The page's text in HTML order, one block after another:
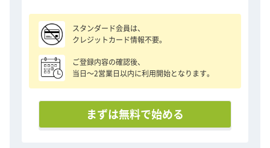
スタンダード会員は、
クレジットカード情報不要。
ご登録内容の確認後、
当日〜2営業日以内に利用開始となります。
まずは無料で始める